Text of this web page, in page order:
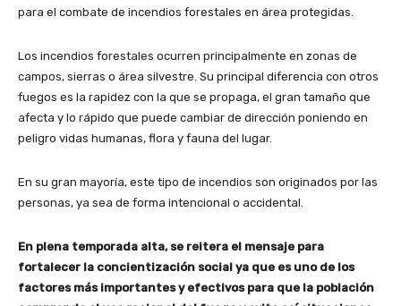
para el combate de incendios forestales en área protegidas.
Los incendios forestales ocurren principalmente en zonas de
campos, sierras o área silvestre. Su principal diferencia con otros
fuegos es la rapidez con la que se propaga, el gran tamaño que
afecta y lo rápido que puede cambiar de dirección poniendo en
peligro vidas humanas, flora y fauna del lugar.
En su gran mayoría, este tipo de incendios son originados por las
personas, ya sea de forma intencional o accidental.
En plena temporada alta, se reitera el mensaje para
fortalecer la concientización social ya que es uno de los
factores más importantes y efectivos para que la población